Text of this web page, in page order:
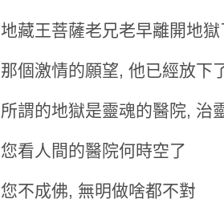
地藏王菩薩老兄老早離開地獄
那個激情的願望, 他已經放下
所謂的地獄是靈魂的醫院, 治
您看人間的醫院何時空了
您不成佛, 無明做啥都不對